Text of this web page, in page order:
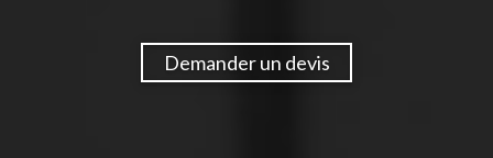
Demander un devis